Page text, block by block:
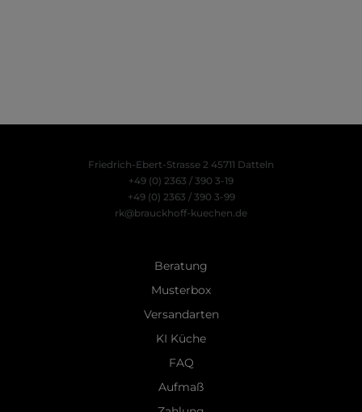
Friedrich-Ebert-Strasse 2 45711 Datteln
+49 (0) 2363 / 390 3-19
+49 (0) 2363 / 390 3-99
rk@brauckhoff-kuechen.de
Beratung
Musterbox
Versandarten
KI Küche
FAQ
Aufmaß